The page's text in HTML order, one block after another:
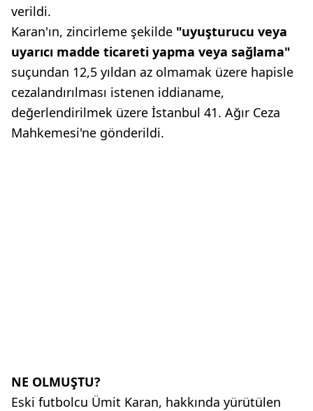
verildi.
Karan'ın, zincirleme şekilde "uyuşturucu veya
uyarıcı madde ticareti yapma veya sağlama"
suçundan 12,5 yıldan az olmamak üzere hapisle
cezalandırılması istenen iddianame,
değerlendirilmek üzere İstanbul 41. Ağır Ceza
Mahkemesi'ne gönderildi.
NE OLMUŞTU?
Eski futbolcu Ümit Karan, hakkında yürütülen